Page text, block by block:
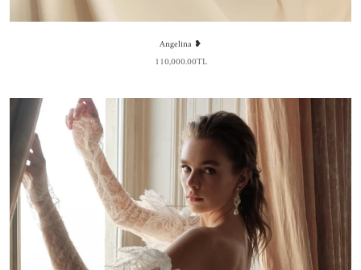
Angelina ❥
110,000.00TL